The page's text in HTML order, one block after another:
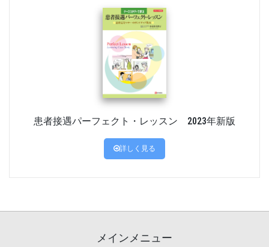
患者接遇パーフェクト・レッスン 2023年新版
詳しく見る
メインメニュー